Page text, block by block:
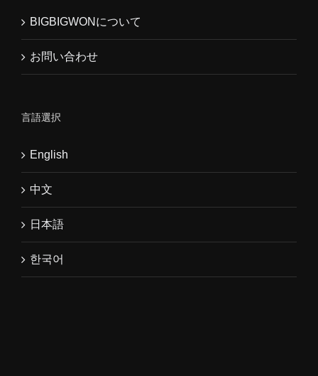
BIGBIGWONについて
お問い合わせ
言語選択
English
中文
日本語
한국어